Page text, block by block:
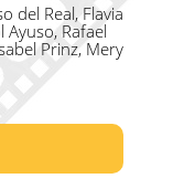
del Real, Flavia
Ayuso, Rafael
Prinz, Mery